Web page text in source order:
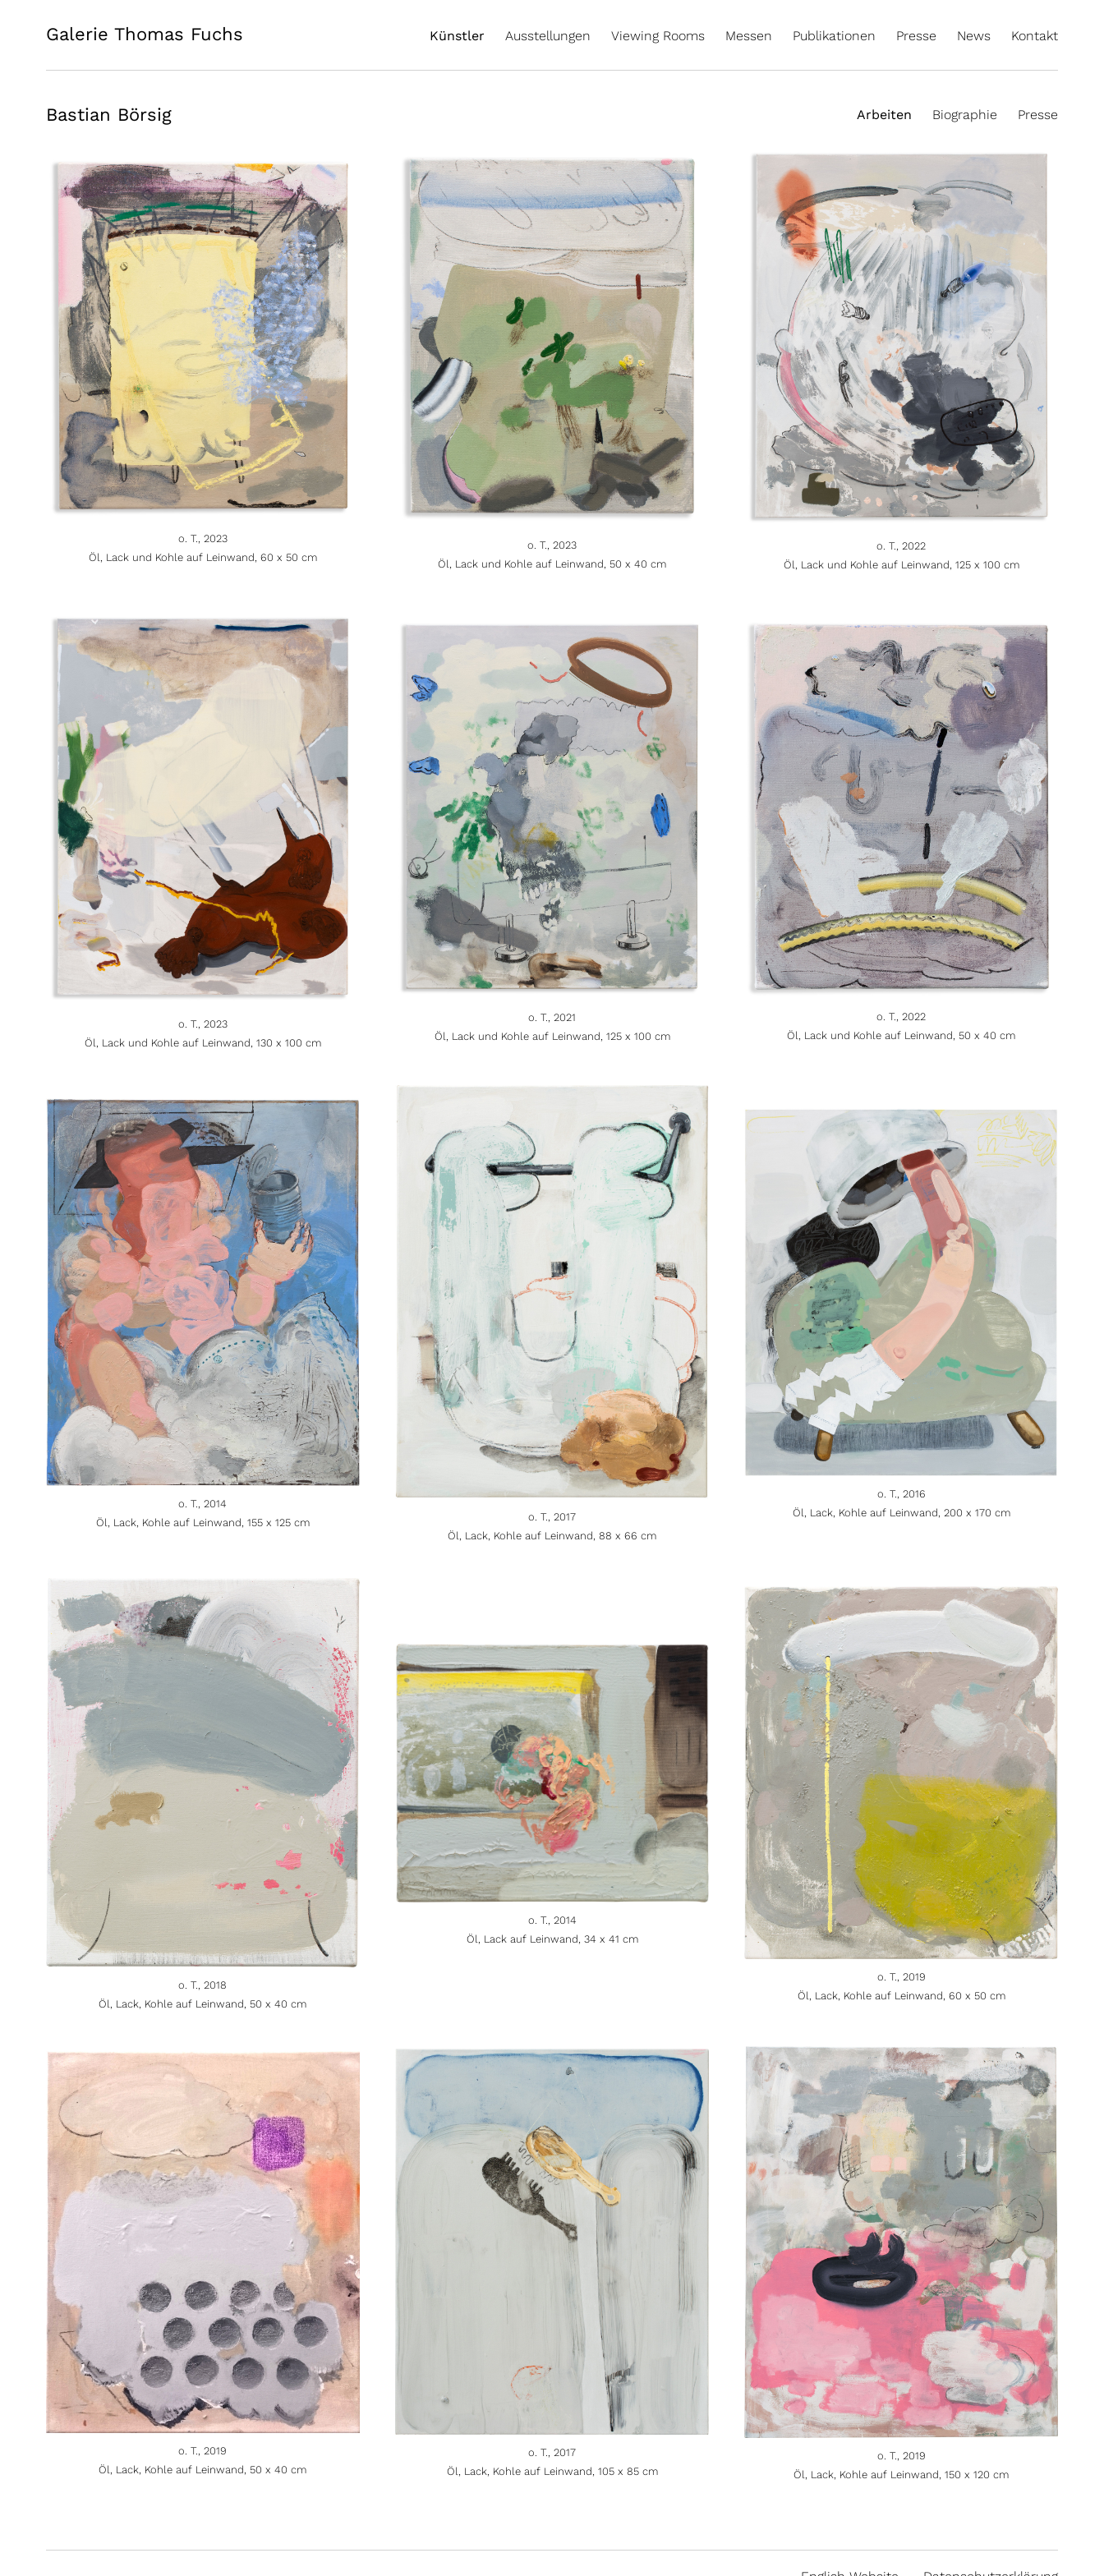
Galerie Thomas Fuchs Künstler Ausstellungen Viewing Rooms Messen Publikationen Presse News Kontakt
Bastian Börsig Arbeiten Biographie Presse
o. T., 2023
Öl, Lack und Kohle auf Leinwand, 60 x 50 cm
o. T., 2023
Öl, Lack und Kohle auf Leinwand, 50 x 40 cm
o. T., 2022
Öl, Lack und Kohle auf Leinwand, 125 x 100 cm
o. T., 2023
Öl, Lack und Kohle auf Leinwand, 130 x 100 cm
o. T., 2021
Öl, Lack und Kohle auf Leinwand, 125 x 100 cm
o. T., 2022
Öl, Lack und Kohle auf Leinwand, 50 x 40 cm
o. T., 2014
Öl, Lack, Kohle auf Leinwand, 155 x 125 cm
o. T., 2017
Öl, Lack, Kohle auf Leinwand, 88 x 66 cm
o. T., 2016
Öl, Lack, Kohle auf Leinwand, 200 x 170 cm
o. T., 2018
Öl, Lack, Kohle auf Leinwand, 50 x 40 cm
o. T., 2014
Öl, Lack auf Leinwand, 34 x 41 cm
o. T., 2019
Öl, Lack, Kohle auf Leinwand, 60 x 50 cm
o. T., 2019
Öl, Lack, Kohle auf Leinwand, 50 x 40 cm
o. T., 2017
Öl, Lack, Kohle auf Leinwand, 105 x 85 cm
o. T., 2019
Öl, Lack, Kohle auf Leinwand, 150 x 120 cm